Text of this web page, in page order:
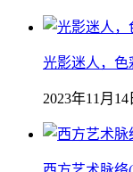
光影迷人，色
2023年11月14